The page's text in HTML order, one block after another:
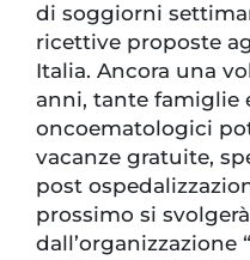
di soggiorni
ricettive proposte
Italia. Ancora una
anni, tante famiglie
oncoematologici
vacanze gratuite,
post
prossimo si
dall’organizzazione